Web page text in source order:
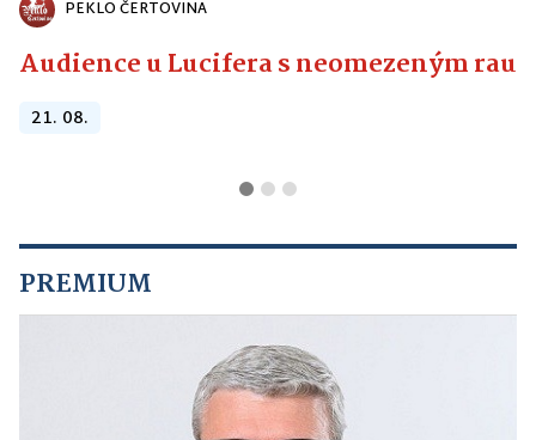
PEKLO ČERTOVINA
Audience u Lucifera s neomezeným
21. 08.
PREMIUM